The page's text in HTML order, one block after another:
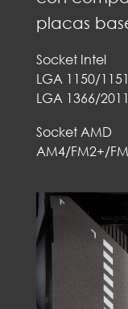
placas
Socket Intel
LGA 1150/
LGA 1366/
Socket AMD
AM4/FM2+/